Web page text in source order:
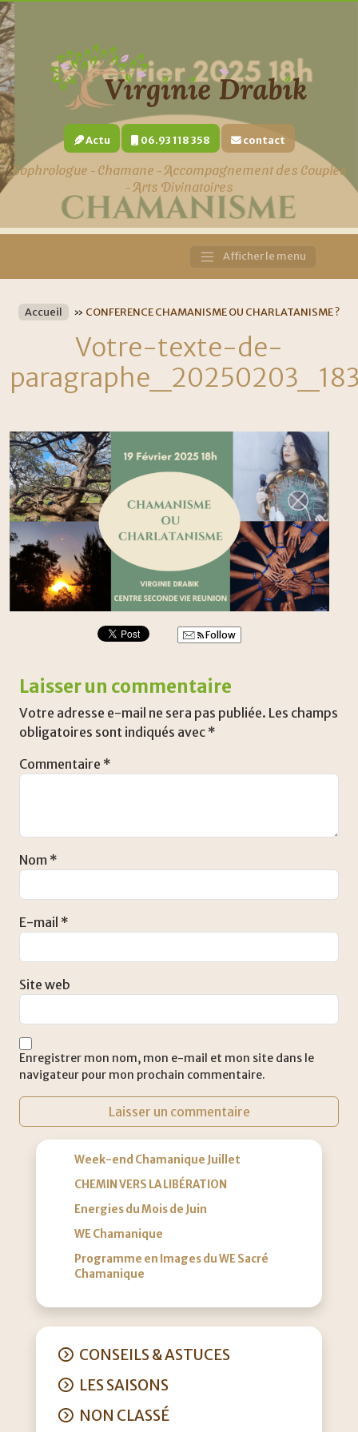
Actu 06.93 118 358 contact
Sophrologue - Chamane - Accompagnement des Couples
- Arts Divinatoires
Navigation
Afficher le menu
Accueil » CONFERENCE CHAMANISME OU CHARLATANISME ?
Votre-texte-de-
Follow
Laisser un commentaire
Votre adresse e-mail ne sera pas publiée. Les champs
obligatoires sont indiqués avec *
Commentaire *
Nom *
E-mail *
Site web
Enregistrer mon nom, mon e-mail et mon site dans le
navigateur pour mon prochain commentaire.
Week-end Chamanique Juillet
CHEMIN VERS LA LIBÉRATION
Energies du Mois de Juin
WE Chamanique
Programme en Images du WE Sacré
Chamanique
CONSEILS & ASTUCES
LES SAISONS
NON CLASSÉ